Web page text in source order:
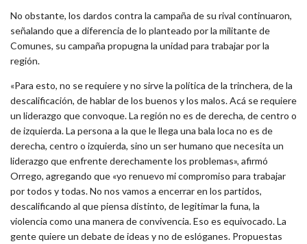
No obstante, los dardos contra la campaña de su rival continuaron,
señalando que a diferencia de lo planteado por la militante de
Comunes, su campaña propugna la unidad para trabajar por la
región.
«Para esto, no se requiere y no sirve la política de la trinchera, de la
descalificación, de hablar de los buenos y los malos. Acá se requiere
un liderazgo que convoque. La región no es de derecha, de centro o
de izquierda. La persona a la que le llega una bala loca no es de
derecha, centro o izquierda, sino un ser humano que necesita un
liderazgo que enfrente derechamente los problemas», afirmó
Orrego, agregando que «yo renuevo mi compromiso para trabajar
por todos y todas. No nos vamos a encerrar en los partidos,
descalificando al que piensa distinto, de legitimar la funa, la
violencia como una manera de convivencia. Eso es equivocado. La
gente quiere un debate de ideas y no de eslóganes. Propuestas